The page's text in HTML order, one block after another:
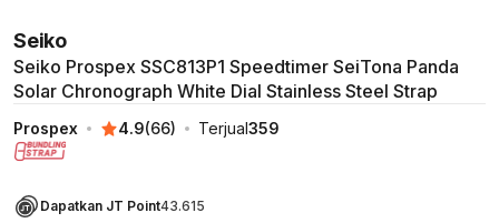
Seiko
Seiko Prospex SSC813P1 Speedtimer SeiTona Panda
Solar Chronograph White Dial Stainless Steel Strap
Prospex 4.9(66) Terjual359
Dapatkan JT Point43.615